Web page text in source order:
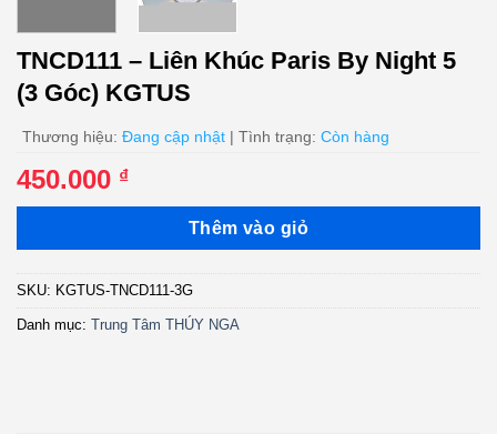
TNCD111 – Liên Khúc Paris By Night 5
(3 Góc) KGTUS
Thương hiệu: Đang cập nhật | Tình trạng: Còn hàng
450.000 ₫
Thêm vào giỏ
SKU: KGTUS-TNCD111-3G
Danh mục: Trung Tâm THÚY NGA